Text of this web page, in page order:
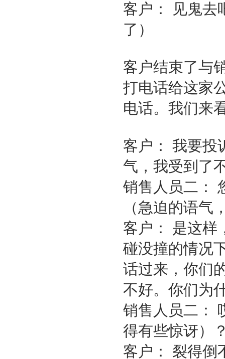
客户： 见鬼去
了）
客户结束了与
打电话给这家
电话。我们来
客户： 我要投
气，我受到了
销售人员二：
（急迫的语气
客户： 是这样
碰没撞的情况
话过来，你们
不好。你们为
销售人员二：
得有些惊讶）
客户： 裂得倒